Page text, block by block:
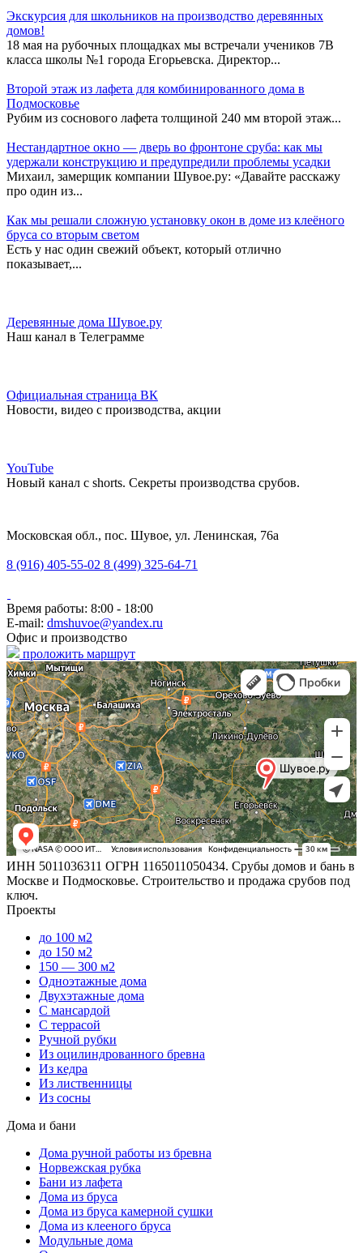
Экскурсия для школьников на производство деревянных
домов!
18 мая на рубочных площадках мы встречали учеников 7В
класса школы №1 города Егорьевска. Директор...
Второй этаж из лафета для комбинированного дома в
Подмосковье
Рубим из соснового лафета толщиной 240 мм второй этаж...
Нестандартное окно — дверь во фронтоне сруба: как мы
удержали конструкцию и предупредили проблемы усадки
Михаил, замерщик компании Шувое.ру: «Давайте расскажу
про один из...
Как мы решали сложную установку окон в доме из клеёного
бруса со вторым светом
Есть у нас один свежий объект, который отлично
показывает,...
Деревянные дома Шувое.ру
Наш канал в Телеграмме
Официальная страница ВК
Новости, видео с производства, акции
YouTube
Новый канал с shorts. Секреты производства срубов.
Московская обл., пос. Шувое, ул. Ленинская, 76а
8 (916) 405-55-02 8 (499) 325-64-71
Время работы: 8:00 - 18:00
E-mail: dmshuvoe@yandex.ru
Офис и производство
проложить маршрут
ИНН 5011036311 ОГРН 1165011050434. Срубы домов и бань в
Москве и Подмосковье. Строительство и продажа срубов под
ключ.
Проекты
до 100 м2
до 150 м2
150 — 300 м2
Одноэтажные дома
Двухэтажные дома
С мансардой
С террасой
Ручной рубки
Из оцилиндрованного бревна
Из кедра
Из лиственницы
Из сосны
Дома и бани
Дома ручной работы из бревна
Норвежская рубка
Бани из лафета
Дома из бруса
Дома из бруса камерной сушки
Дома из клееного бруса
Модульные дома